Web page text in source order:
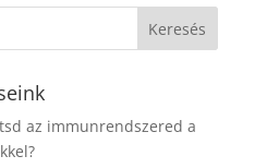
az immunrendszered a